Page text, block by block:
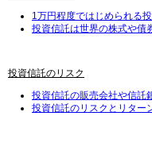
1万円程度ではじめられる
投資信託は世界の株式や債
投資信託のリスク
投資信託の販売会社や信託
投資信託のリスクとリター